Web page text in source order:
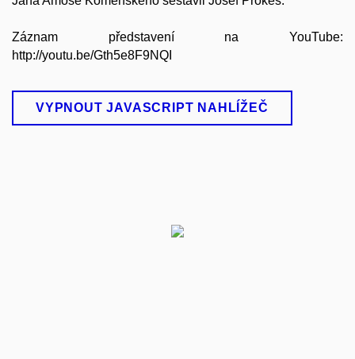
Záznam představení na YouTube:
http://youtu.be/Gth5e8F9NQI
VYPNOUT JAVASCRIPT NAHLÍŽEČ